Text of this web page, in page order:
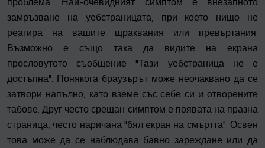
проблема. Най-очевидният симптом е внезапното
замръзване на уебстраницата, при което нищо не
реагира на вашите щраквания или превъртания.
Възможно е също така да видите на екрана
прословутото съобщение "Тази уебстраница не е
достъпна". Понякога браузърът може неочаквано да се
затвори напълно, като вземе със себе си и отворените
табове. Друг често срещан симптом е появата на празна
страница, често наричана "бял екран на смъртта". Освен
това може да се наблюдава бавно зареждане или да